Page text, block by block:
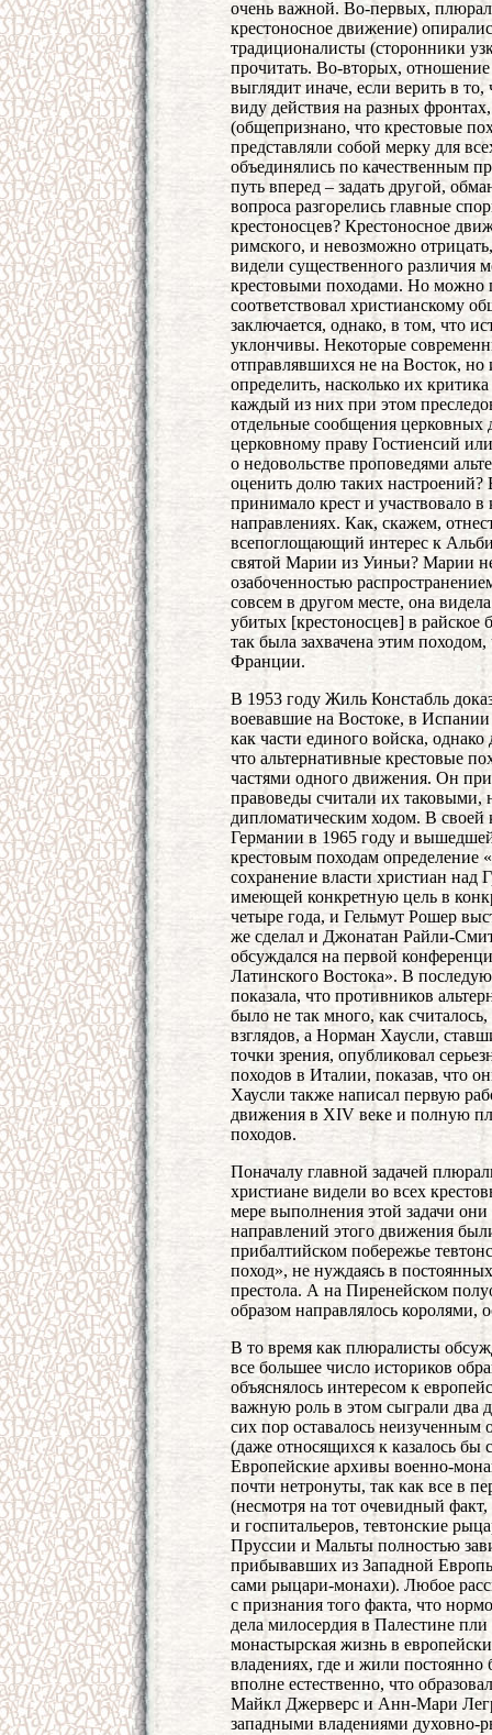
очень важной. Во-первых,
крестоносное движение)
традиционалисты (сторонники
прочитать. Во-вторых,
выглядит иначе, если верить в
виду действия на разных
(общепризнано, что крестовые
представляли собой мерку для
объединялись по качественным
путь вперед – задать другой,
вопроса разгорелись главные
крестоносцев? Крестоносное
римского, и невозможно
видели существенного различия
крестовыми походами. Но можно
соответствовал христианскому
заключается, однако, в том, что
уклончивы. Некоторые
отправлявшихся не на Восток,
определить, насколько их
каждый из них при этом
отдельные сообщения церковных
церковному праву Гостиенсий
о недовольстве проповедями
оценить долю таких
принимало крест и участвовало
направлениях. Как, скажем,
всепоглощающий интерес к
святой Марии из Уиньи? Марии
озабоченностью
совсем в другом месте, она
убитых [крестоносцев] в
так была захвачена этим
Франции.
В 1953 году Жиль Констабль
воевавшие на Востоке, в
как части единого войска,
что альтернативные крестовые
частями одного движения. Он
правоведы считали их таковыми,
дипломатическим ходом. В
Германии в 1965 году и
крестовым походам определение
сохранение власти христиан над
имеющей конкретную цель в
четыре года, и Гельмут Рошер
же сделал и Джонатан Райли-
обсуждался на первой
Латинского Востока». В
показала, что противников
было не так много, как
взглядов, а Норман Хаусли,
точки зрения, опубликовал
походов в Италии, показав, что
Хаусли также написал первую
движения в XIV веке и полную
походов.
Поначалу главной задачей
христиане видели во всех
мере выполнения этой задачи
направлений этого движения
прибалтийском побережье
поход», не нуждаясь в
престола. А на Пиренейском
образом направлялось королями,
В то время как плюралисты
все большее число историков
объяснялось интересом к
важную роль в этом сыграли два
сих пор оставалось неизученным
(даже относящихся к казалось
Европейские архивы военно-
почти нетронуты, так как все в
(несмотря на тот очевидный
и госпитальеров, тевтонские
Пруссии и Мальты полностью
прибывавших из Западной
сами рыцари-монахи). Любое
с признания того факта, что
дела милосердия в Палестине
монастырская жизнь в
владениях, где и жили
вполне естественно, что
Майкл Джерверс и Анн-Мари
западными владениями духовно-